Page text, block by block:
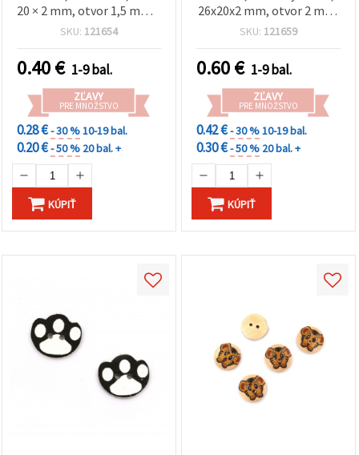
20 × 2 mm, otvor 1,5 mm –
10 ks
SKU: 121654
0.40€ 1-9 bal.
ZĽAVY
PRE MNOŽSTVO
0.28 €- 30 %10-19 bal.
0.20 €- 50 % 20 bal. +
KÚPIŤ
26x20x2 mm, otvor 2 mm,
mix farieb - 10 ks
SKU: 121659
0.60€ 1-9 bal.
ZĽAVY
PRE MNOŽSTVO
0.42 €- 30 %10-19 bal.
0.30 €- 50 % 20 bal. +
KÚPIŤ